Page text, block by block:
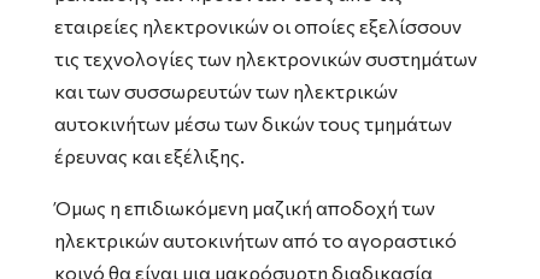
εταιρείες ηλεκτρονικών οι οποίες εξελίσσουν
τις τεχνολογίες των ηλεκτρονικών συστημάτων
και των συσσωρευτών των ηλεκτρικών
αυτοκινήτων μέσω των δικών τους τμημάτων
έρευνας και εξέλιξης.
Όμως η επιδιωκόμενη μαζική αποδοχή των
ηλεκτρικών αυτοκινήτων από το αγοραστικό
κοινό θα είναι μια μακρόσυρτη διαδικασία